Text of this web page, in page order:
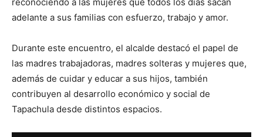
adelante a sus familias con esfuerzo, trabajo y amor.
Durante este encuentro, el alcalde destacó el papel de
las madres trabajadoras, madres solteras y mujeres que,
además de cuidar y educar a sus hijos, también
contribuyen al desarrollo económico y social de
Tapachula desde distintos espacios.